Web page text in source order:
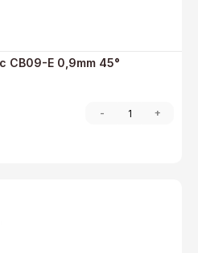
CB09-E 0,9mm 45°
- +